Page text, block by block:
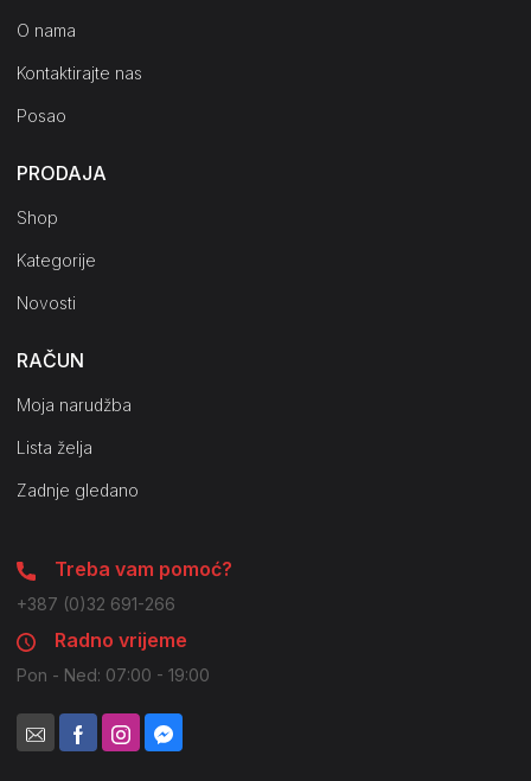
O nama
Kontaktirajte nas
Posao
PRODAJA
Shop
Kategorije
Novosti
RAČUN
Moja narudžba
Lista želja
Zadnje gledano
Treba vam pomoć?
+387 (0)32 691-266
Radno vrijeme
Pon - Ned: 07:00 - 19:00